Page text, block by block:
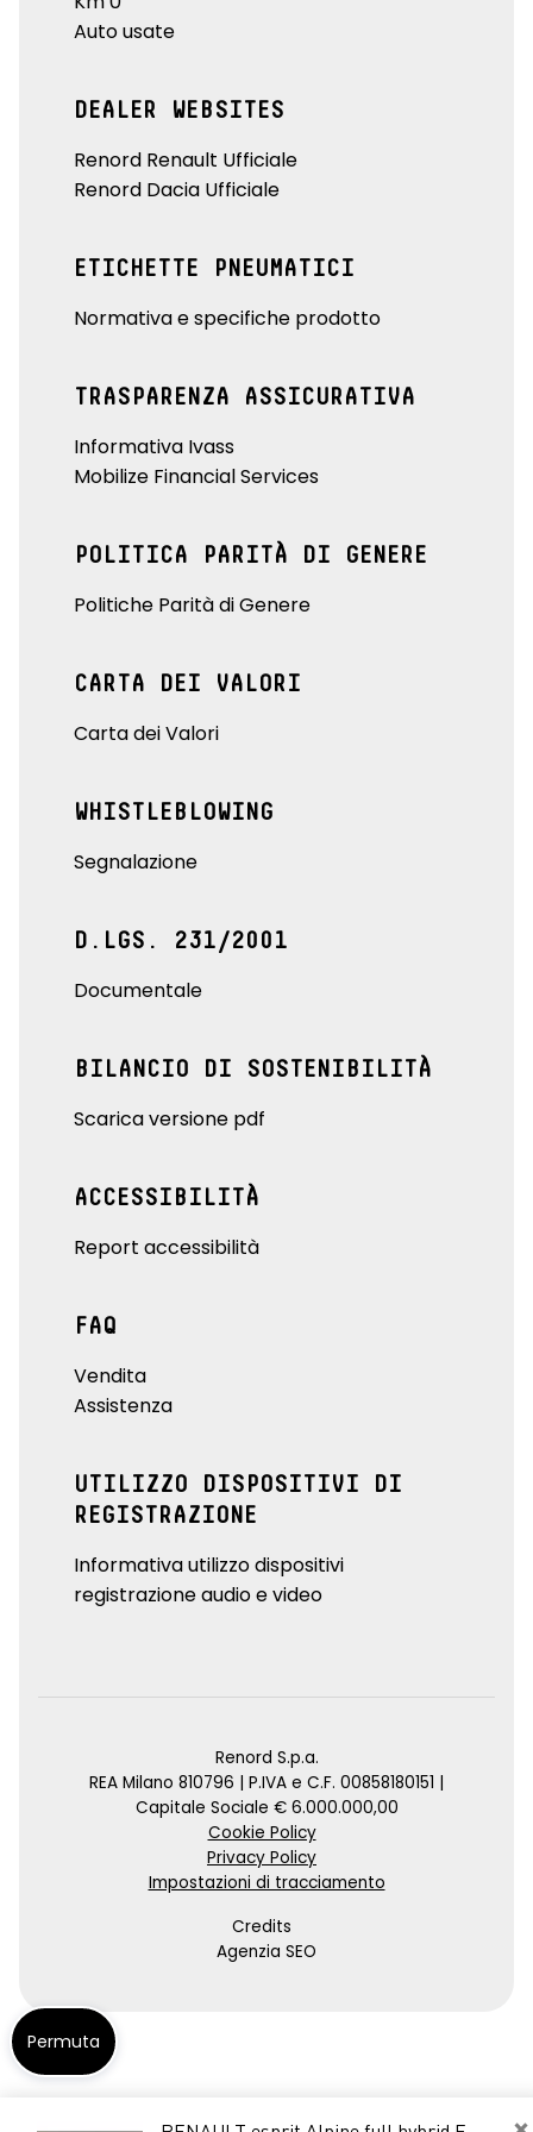
sistema isofix
vetri posteriori e lunotto oscurati
bianche e rosse
volante riscaldabile
Auto usate
DEALER WEBSITES
Renord Renault Ufficiale
Renord Dacia Ufficiale
ETICHETTE PNEUMATICI
Normativa e specifiche prodotto
TRASPARENZA ASSICURATIVA
Informativa Ivass
Mobilize Financial Services
POLITICA PARITÀ DI GENERE
Politiche Parità di Genere
CARTA DEI VALORI
Carta dei Valori
WHISTLEBLOWING
Segnalazione
D.LGS. 231/2001
Documentale
BILANCIO DI SOSTENIBILITÀ
Scarica versione pdf
ACCESSIBILITÀ
Report accessibilità
FAQ
Vendita
Assistenza
UTILIZZO DISPOSITIVI DI
REGISTRAZIONE
Informativa utilizzo dispositivi
registrazione audio e video
Renord S.p.a.
REA Milano 810796 | P.IVA e C.F. 00858180151 |
Capitale Sociale € 6.000.000,00
Cookie Policy
Privacy Policy
Impostazioni di tracciamento
Credits
Agenzia SEO
Permuta